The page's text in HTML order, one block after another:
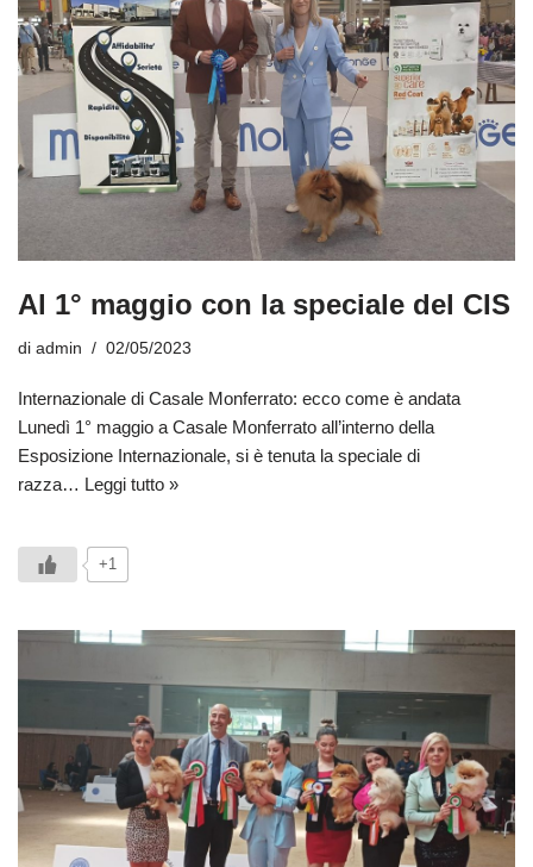
Al 1° maggio con la speciale del CIS
di admin 02/05/2023
Internazionale di Casale Monferrato: ecco come è andata
Lunedì 1° maggio a Casale Monferrato all’interno della
Esposizione Internazionale, si è tenuta la speciale di
razza… Leggi tutto »
+1